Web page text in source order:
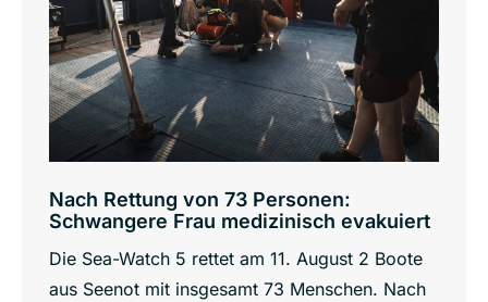
Nach Rettung von 73 Personen:
Schwangere Frau medizinisch evakuiert
Die Sea-Watch 5 rettet am 11. August 2 Boote
aus Seenot mit insgesamt 73 Menschen. Nach